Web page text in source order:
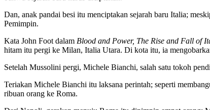
Dan, anak pandai besi itu menciptakan sejarah baru Italia;
Pemimpin.
Kata John Foot dalam Blood and Power, The Rise and Fall of
hitam itu pergi ke Milan, Italia Utara. Di kota itu, ia
Setelah Mussolini pergi, Michele Bianchi, salah satu tokoh
Teriakan Michele Bianchi itu laksana perintah; seperti
ribuan orang ke Roma.